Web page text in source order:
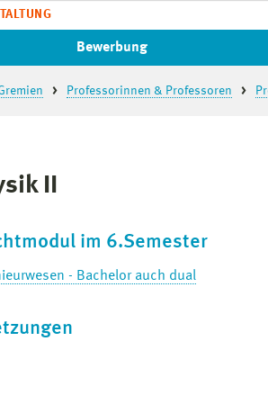
Bewerbung
Professorinnen & Professoren
II
im 6.Semester
- Bachelor auch dual